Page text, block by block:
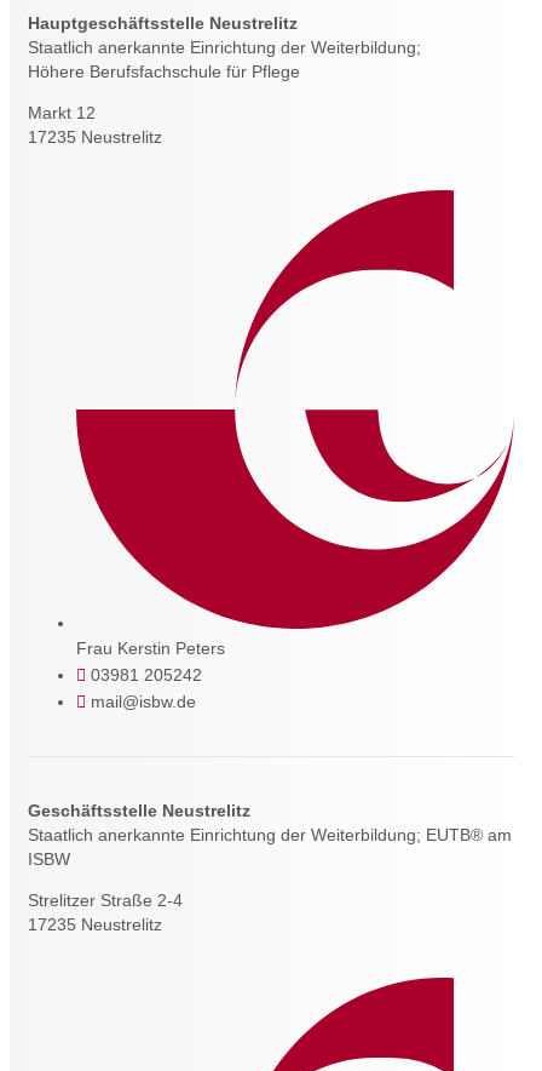
Hauptgeschäftsstelle Neustrelitz
Staatlich anerkannte Einrichtung der Weiterbildung;
Höhere Berufsfachschule für Pflege
Markt 12
17235 Neustrelitz
Frau Kerstin Peters
03981 205242
mail@isbw.de
Geschäftsstelle Neustrelitz
Staatlich anerkannte Einrichtung der Weiterbildung; EUTB® am
ISBW
Strelitzer Straße 2-4
17235 Neustrelitz